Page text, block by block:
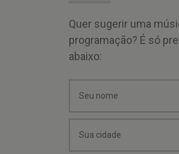
Quer sugerir uma
programação? É só
abaixo: